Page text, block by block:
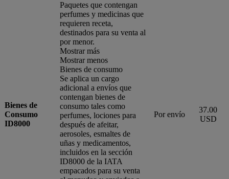
Bienes de
Consumo
ID8000
Paquetes que contengan
perfumes y medicinas que
requieren receta,
destinados para su venta al
por menor.
Mostrar más
Mostrar menos
Bienes de consumo
Se aplica un cargo
adicional a envíos que
contengan bienes de
consumo tales como
perfumes, lociones para
después de afeitar,
aerosoles, esmaltes de
uñas y medicamentos,
incluidos en la sección
ID8000 de la IATA
empacados para su venta
Por envío
37.00
USD